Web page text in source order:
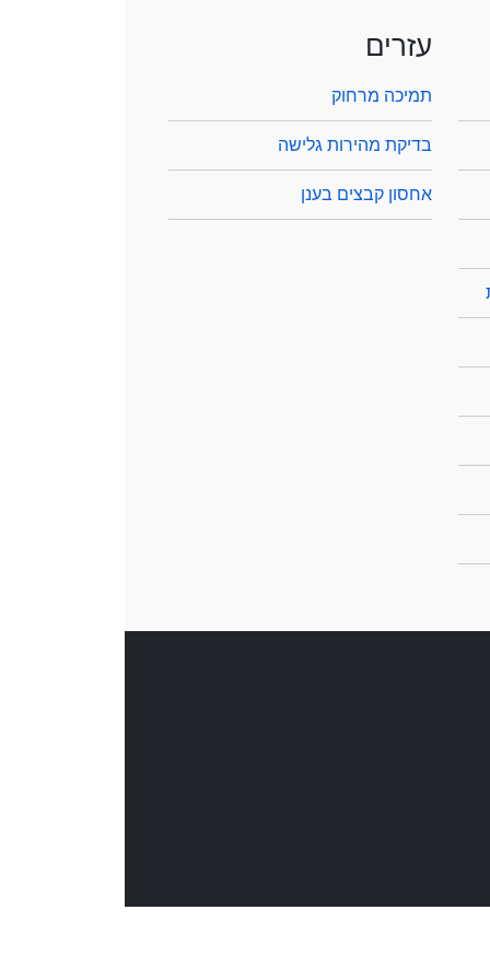
עזרים
תמיכה מרחוק
בדיקת מהירות גלישה
אחסון קבצים בענן